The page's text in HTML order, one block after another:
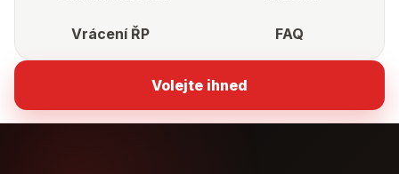
Vrácení ŘP FAQ
Volejte ihned